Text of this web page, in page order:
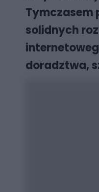
Tymczasem
solidnych
doradztwa,